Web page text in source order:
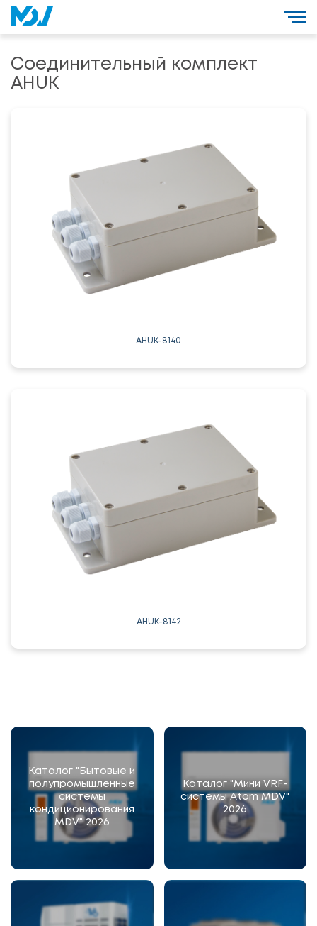
Соединительный комплект
AHUK
AHUK-8140
AHUK-8142
Каталог "Бытовые и
полупромышленные
системы
кондиционирования
MDV" 2026
Каталог "Мини VRF-
системы Atom MDV"
2026